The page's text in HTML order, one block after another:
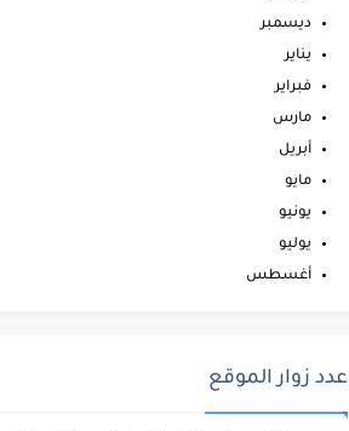
ديسمبر
يناير
فبراير
مارس
أبريل
مايو
يونيو
يوليو
أغسطس
عدد زوار الموقع